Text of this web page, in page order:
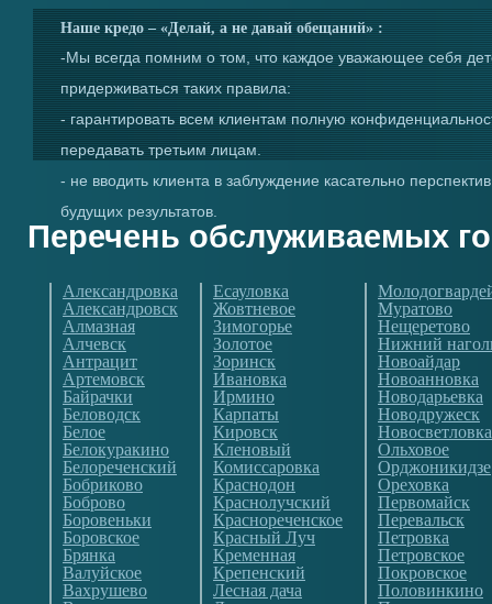
Наше кредо – «Делай, а не давай обещаний» :
-Мы всегда помним о том, что каждое уважающее себя
придерживаться таких правила:
- гарантировать всем клиентам полную
передавать третьим лицам.
- не вводить клиента в заблуждение касательно
будущих результатов.
Перечень обслуживаемых
Александровка
Александровск
Алмазная
Алчевск
Антрацит
Артемовск
Байрачки
Беловодск
Белое
Белокуракино
Белореченский
Бобриково
Боброво
Боровеньки
Боровское
Брянка
Валуйское
Вахрушево
Есауловка
Жовтневое
Зимогорье
Золотое
Зоринск
Ивановка
Ирмино
Карпаты
Кировск
Кленовый
Комиссаровка
Краснодон
Краснолучский
Краснореченское
Красный Луч
Кременная
Крепенский
Лесная дача
Муратово
Нещеретово
Нижний
Новоайдар
Новоанновка
Новодарьевка
Новодружеск
Новосветловка
Ольховое
Орджоникидзе
Ореховка
Первомайск
Перевальск
Петровка
Петровское
Покровское
Половинкино